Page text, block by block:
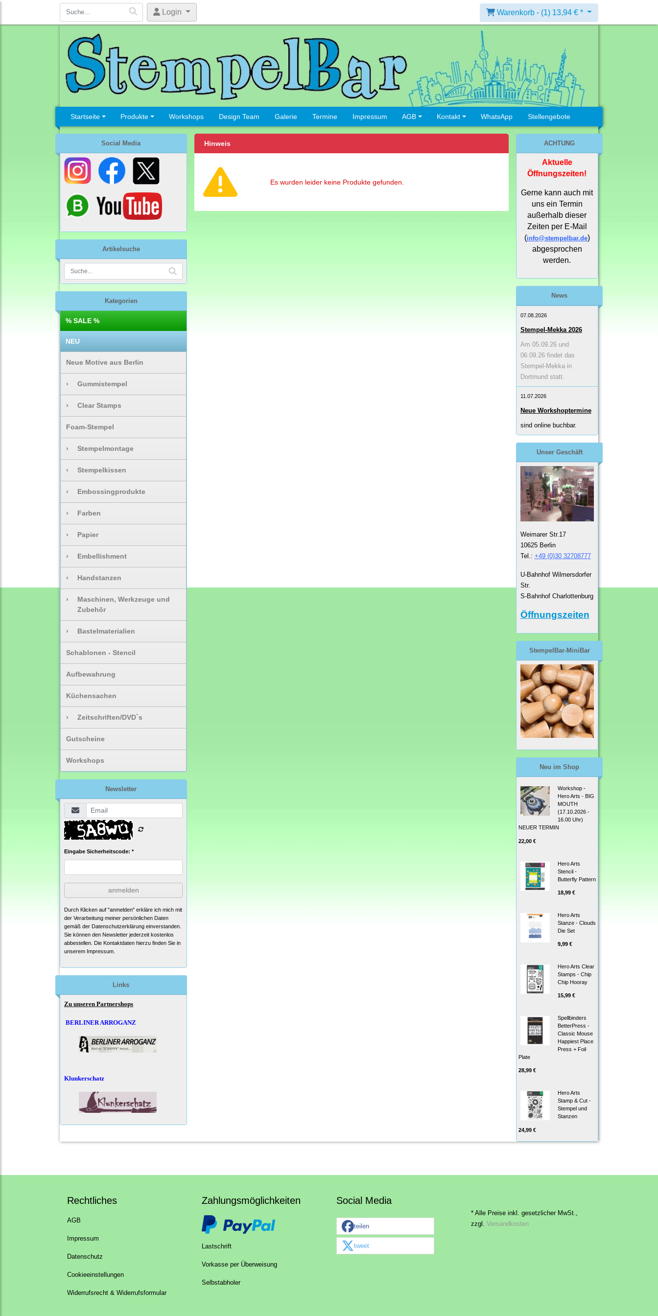
Login Warenkorb - (1) 13,94 € *
Startseite Produkte Workshops Design Team Galerie Termine Impressum AGB Kontakt WhatsApp Stellengebote
Social Media
Artikelsuche
Kategorien
% SALE %
NEU
Neue Motive aus Berlin
› Gummistempel
› Clear Stamps
Foam-Stempel
› Stempelmontage
› Stempelkissen
› Embossingprodukte
› Farben
› Papier
› Embellishment
› Handstanzen
›
Maschinen, Werkzeuge und
Zubehör
› Bastelmaterialien
Schablonen - Stencil
Aufbewahrung
Küchensachen
› Zeitschriften/DVD`s
Gutscheine
Workshops
Newsletter
Eingabe Sicherheitscode: *
anmelden
Durch Klicken auf "anmelden" erkläre ich mich mit
der Verarbeitung meiner persönlichen Daten
gemäß der Datenschutzerklärung einverstanden.
Sie können den Newsletter jederzeit kostenlos
abbestellen. Die Kontaktdaten hierzu finden Sie in
unserem Impressum.
Links
Zu unseren Partnershops
BERLINER ARROGANZ
Klunkerschatz
Hinweis
Es wurden leider keine Produkte gefunden.
ACHTUNG
Aktuelle
Öffnungszeiten!
Gerne kann auch mit
uns ein Termin
außerhalb dieser
Zeiten per E-Mail
(info@stempelbar.de)
abgesprochen
werden.
News
07.08.2026
Stempel-Mekka 2026
Am 05.09.26 und
06.09.26 findet das
Stempel-Mekka in
Dortmund statt.
11.07.2026
Neue Workshoptermine
sind online buchbar.
Unser Geschäft
Weimarer Str.17
10625 Berlin
Tel.: +49 (0)30 32708777
U-Bahnhof Wilmersdorfer
Str.
S-Bahnhof Charlottenburg
Öffnungszeiten
StempelBar-MiniBar
Neu im Shop
Workshop -
Hero Arts - BIG
MOUTH
(17.10.2026 -
16.00 Uhr)
NEUER TERMIN
22,00 €
Hero Arts
Stencil -
Butterfly Pattern
18,99 €
Hero Arts
Stanze - Clouds
Die Set
9,99 €
Hero Arts Clear
Stamps - Chip
Chip Hooray
15,99 €
Spellbinders
BetterPress -
Classic Mouse
Happiest Place
Press + Foil
Plate
28,99 €
Hero Arts
Stamp & Cut -
Stempel und
Stanzen
24,99 €
Rechtliches
AGB
Impressum
Datenschutz
Cookieeinstellungen
Widerrufsrecht & Widerrufsformular
Zahlungsmöglichkeiten
Lastschrift
Vorkasse per Überweisung
Selbstabholer
Social Media
teilen
tweet
* Alle Preise inkl. gesetzlicher MwSt.,
zzgl.
Versandkosten